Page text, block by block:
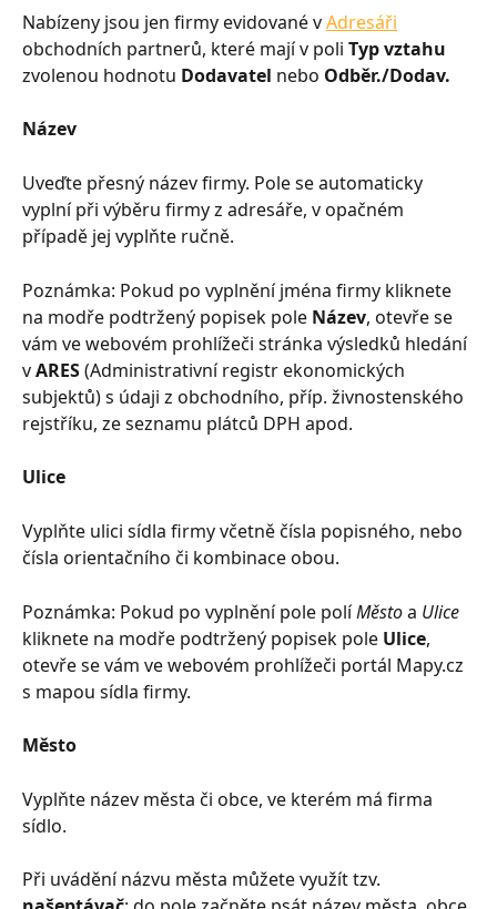
Nabízeny jsou jen firmy evidované v Adresáři
obchodních partnerů, které mají v poli Typ vztahu
zvolenou hodnotu Dodavatel nebo Odběr./Dodav.
Název
Uveďte přesný název firmy. Pole se automaticky
vyplní při výběru firmy z adresáře, v opačném
případě jej vyplňte ručně.
Poznámka: Pokud po vyplnění jména firmy kliknete
na modře podtržený popisek pole Název, otevře se
vám ve webovém prohlížeči stránka výsledků hledání
v ARES (Administrativní registr ekonomických
subjektů) s údaji z obchodního, příp. živnostenského
rejstříku, ze seznamu plátců DPH apod.
Ulice
Vyplňte ulici sídla firmy včetně čísla popisného, nebo
čísla orientačního či kombinace obou.
Poznámka: Pokud po vyplnění pole polí Město a Ulice
kliknete na modře podtržený popisek pole Ulice,
otevře se vám ve webovém prohlížeči portál Mapy.cz
s mapou sídla firmy.
Město
Vyplňte název města či obce, ve kterém má firma
sídlo.
Při uvádění názvu města můžete využít tzv.